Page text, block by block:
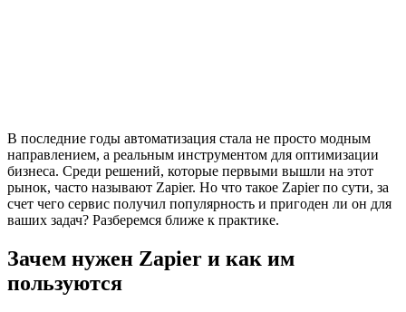
В последние годы автоматизация стала не просто модным
направлением, а реальным инструментом для оптимизации
бизнеса. Среди решений, которые первыми вышли на этот
рынок, часто называют Zapier. Но что такое Zapier по сути, за
счет чего сервис получил популярность и пригоден ли он для
ваших задач? Разберемся ближе к практике.
Зачем нужен Zapier и как им
пользуются